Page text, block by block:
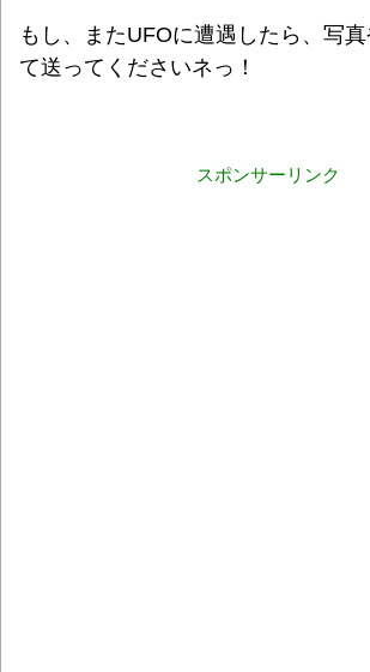
もし、またUFOに遭遇したら、写
て送ってくださいネっ！
スポンサーリンク